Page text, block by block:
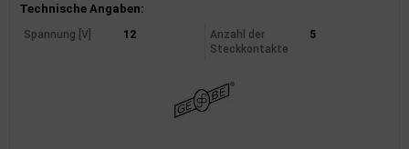
Produktinformationen
Technische Angaben:
Spannung [V] 12
Anzahl der
Steckkontakte
5